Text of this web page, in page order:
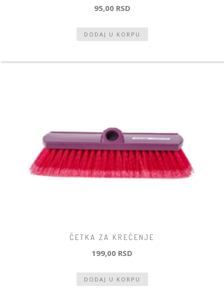
95,00 RSD
ČETKA ZA KREČENJE
199,00 RSD